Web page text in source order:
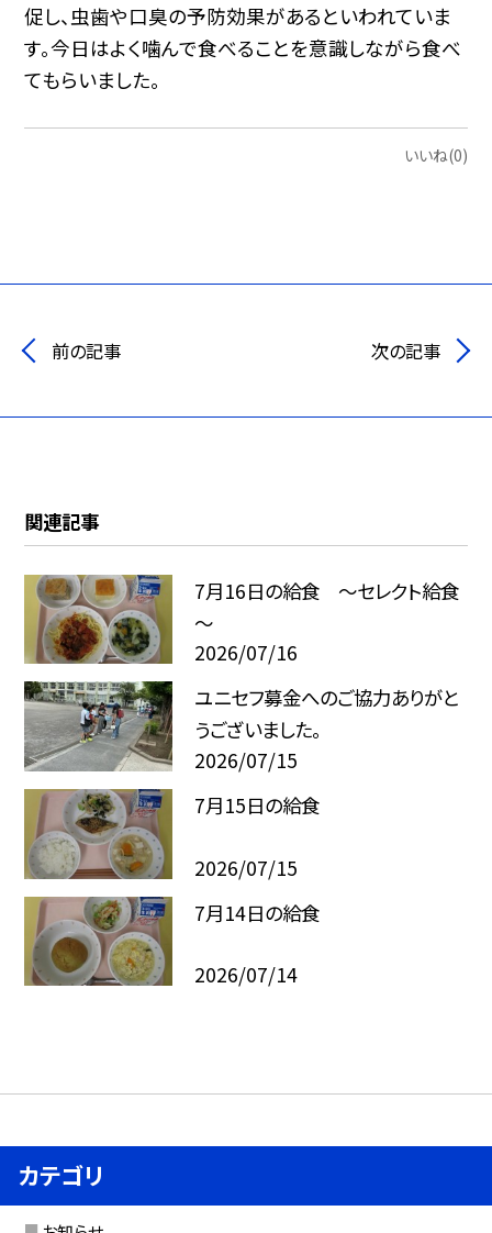
促し、虫歯や口臭の予防効果があるといわれていま
す。今日はよく噛んで食べることを意識しながら食べ
てもらいました。
いいね(0)
前の記事 次の記事
関連記事
7月16日の給食 ～セレクト給食
～
2026/07/16
ユニセフ募金へのご協力ありがと
うございました。
2026/07/15
7月15日の給食
2026/07/15
7月14日の給食
2026/07/14
カテゴリ